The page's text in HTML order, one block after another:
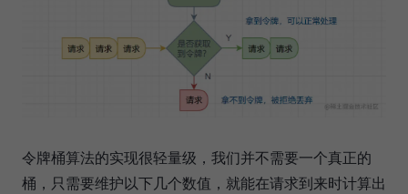
令牌桶算法的实现很轻量级，我们并不需要一个真正的
桶，只需要维护以下几个数值，就能在请求到来时计算出